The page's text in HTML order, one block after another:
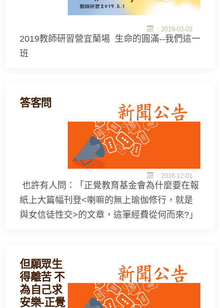
: 2019-03-03
2019教師研習營宜蘭場 生命的圓滿--我們這一
班
答客問
: 2018-12-01
也許有人問：「正覺教育基金會為什麼要在報
紙上大篇幅刊登<喇嘛的無上瑜伽修行，就是
與女信徒性交>的文章，這筆經費從何而來?」
但願眾生
得離苦 不
為自己求
安樂-正覺